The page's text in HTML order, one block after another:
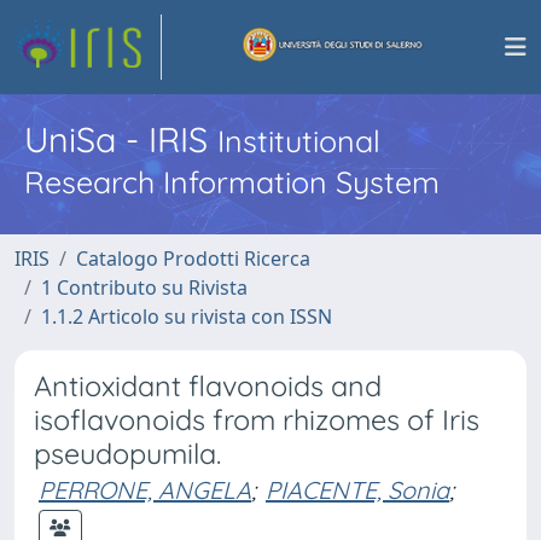
UniSa - IRISInstitutional
Research Information System
IRIS
Catalogo Prodotti Ricerca
1 Contributo su Rivista
1.1.2 Articolo su rivista con ISSN
Antioxidant flavonoids and
isoflavonoids from rhizomes of Iris
pseudopumila.
PERRONE, ANGELA; PIACENTE, Sonia;